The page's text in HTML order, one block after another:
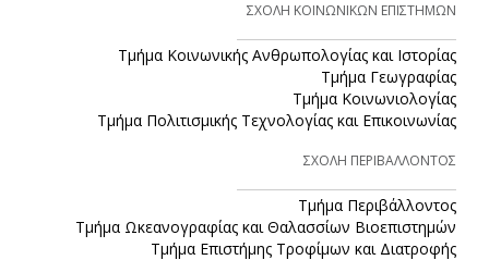
ΣΧΟΛΗ ΚΟΙΝΩΝΙΚΩΝ ΕΠΙΣΤΗΜΩΝ
Τμήμα Κοινωνικής Ανθρωπολογίας και Ιστορίας
Τμήμα Γεωγραφίας
Τμήμα Κοινωνιολογίας
Τμήμα Πολιτισμικής Τεχνολογίας και Επικοινωνίας
ΣΧΟΛΗ ΠΕΡΙΒΑΛΛΟΝΤΟΣ
Τμήμα Περιβάλλοντος
Τμήμα Ωκεανογραφίας και Θαλασσίων Βιοεπιστημών
Τμήμα Επιστήμης Τροφίμων και Διατροφής